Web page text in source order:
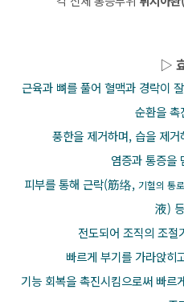
▷
근육과 뼈를 풀어 혈맥과 경락이
순환을 촉
풍한을 제거하며, 습을 제
염증과 통증을
피부를 통해 근락(筋络, 기혈의 통로
液)
전도되어 조직의 조절
빠르게 부기를 가라앉히
기능 회복을 촉진시킴으로써 빠르